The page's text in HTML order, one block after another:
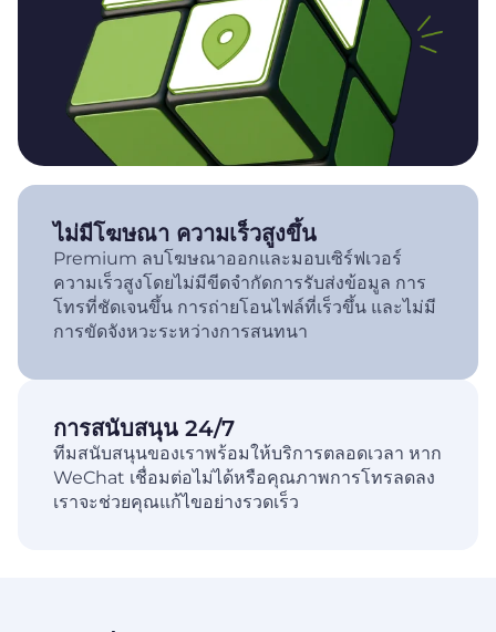
ไม่มีโฆษณา ความเร็วสูงขึ้น
Premium ลบโฆษณาออกและมอบเซิร์ฟเวอร์
ความเร็วสูงโดยไม่มีขีดจำกัดการรับส่งข้อมูล การ
โทรที่ชัดเจนขึ้น การถ่ายโอนไฟล์ที่เร็วขึ้น และไม่มี
การขัดจังหวะระหว่างการสนทนา
การสนับสนุน 24/7
ทีมสนับสนุนของเราพร้อมให้บริการตลอดเวลา หาก
WeChat เชื่อมต่อไม่ได้หรือคุณภาพการโทรลดลง
เราจะช่วยคุณแก้ไขอย่างรวดเร็ว